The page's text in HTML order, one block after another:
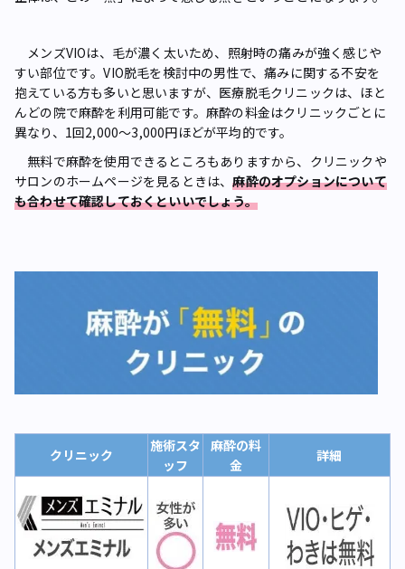
メンズVIOは、毛が濃く太いため、照射時の痛みが強く感じや
すい部位です。VIO脱毛を検討中の男性で、痛みに関する不安を
抱えている方も多いと思いますが、医療脱毛クリニックは、ほと
んどの院で麻酔を利用可能です。麻酔の料金はクリニックごとに
異なり、1回2,000～3,000円ほどが平均的です。
無料で麻酔を使用できるところもありますから、クリニックや
サロンのホームページを見るときは、麻酔のオプションについて
も合わせて確認しておくといいでしょう。
クリニック
施術スタ
ッフ
麻酔の料
金
詳細